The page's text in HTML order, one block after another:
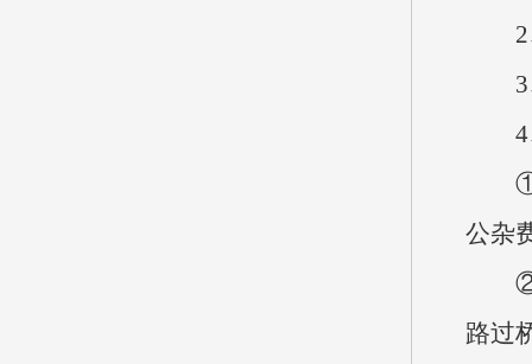
2、
3、
4、
①因
公杂
②公
路过